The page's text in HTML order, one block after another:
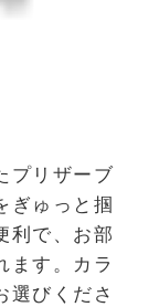
プリザーブ
ぎゅっと掴
利で、お部
ます。カラ
選びくださ